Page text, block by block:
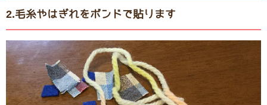
2.毛糸やはぎれをボンドで貼ります